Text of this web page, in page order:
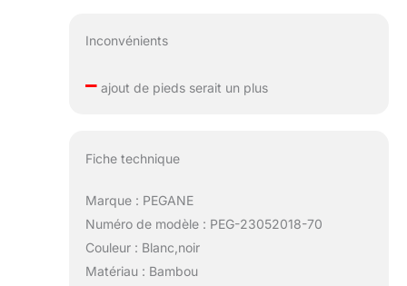
Inconvénients
–ajout de pieds serait un plus
Fiche technique
Marque : PEGANE
Numéro de modèle : PEG-23052018-70
Couleur : Blanc,noir
Matériau : Bambou